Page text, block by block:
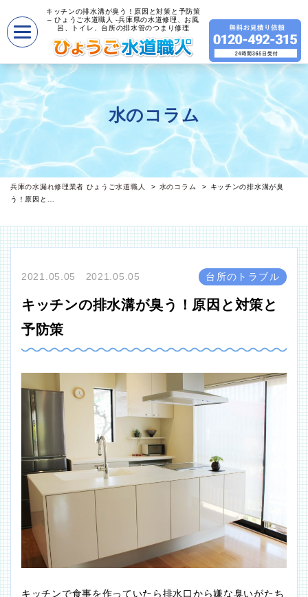
キッチンの排水溝が臭う！原因と対策と予防策
– ひょうご水道職人 -兵庫県の水道修理、お風
呂、トイレ、台所の排水管のつまり修理
水のコラム
兵庫の水漏れ修理業者 ひょうご水道職人 水のコラム
キッチンの排水溝が臭
う！原因と…
2021.05.05 2021.05.05 台所のトラブル
キッチンの排水溝が臭う！原因と対策と
予防策
キッチンで食事を作っていたら排水口から嫌な臭いがたち